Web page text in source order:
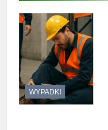
WYPADKI